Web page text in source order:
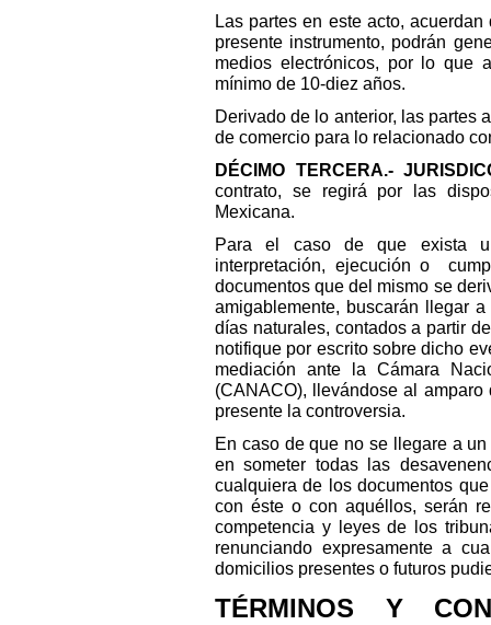
Las partes en este acto,
presente instrumento, podrán
medios electrónicos, por lo que
mínimo de 10-diez años.
Derivado de lo anterior, las partes
de comercio para lo relacionado
DÉCIMO TERCERA.-
contrato, se regirá por las
Mexicana.
Para el caso de que exista
interpretación, ejecución o
documentos que del mismo se
amigablemente, buscarán llegar
días naturales, contados a partir
notifique por escrito sobre dicho
mediación ante la Cámara
(CANACO), llevándose al
presente la controversia.
En caso de que no se llegare a
en someter todas las
cualquiera de los documentos
con éste o con aquéllos, serán
competencia y leyes de los
renunciando expresamente a
domicilios presentes o futuros
TÉRMINOS Y